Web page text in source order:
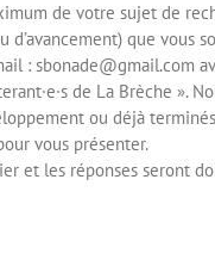
de votre sujet de
que vous
: sbonade@gmail.com
de La Brèche ».
ou déjà
vous présenter.
et les réponses seront